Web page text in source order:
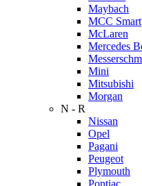
Maybach
MCC Smart
McLaren
Mercedes
Mini
Mitsubishi
Morgan
N - R
Nissan
Opel
Pagani
Peugeot
Plymouth
Pontiac